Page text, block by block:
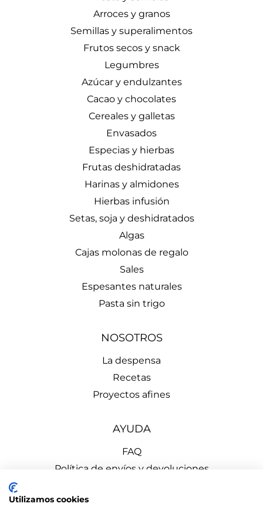
Arroces y granos
Semillas y superalimentos
Frutos secos y snack
Legumbres
Azúcar y endulzantes
Cacao y chocolates
Cereales y galletas
Envasados
Especias y hierbas
Frutas deshidratadas
Harinas y almidones
Hierbas infusión
Setas, soja y deshidratados
Algas
Cajas molonas de regalo
Sales
Espesantes naturales
Pasta sin trigo
NOSOTROS
La despensa
Recetas
Proyectos afines
AYUDA
FAQ
Política de envíos y devoluciones
Política de Privacidad
Utilizamos cookies